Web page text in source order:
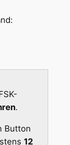
.
Button
12